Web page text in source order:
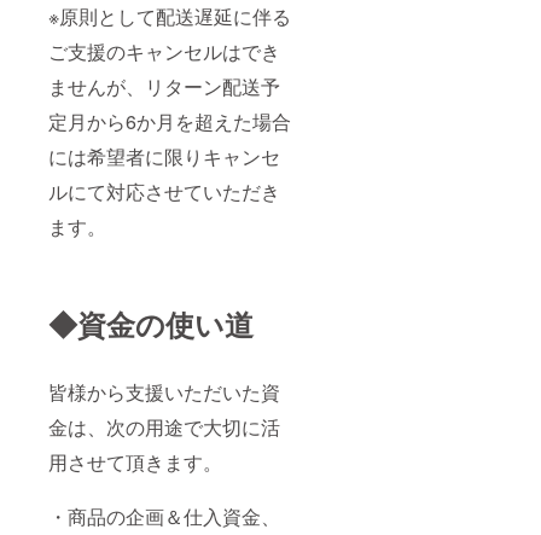
※原則として配送遅延に伴る
ご支援のキャンセルはでき
ませんが、リターン配送予
定月から6か月を超えた場合
には希望者に限りキャンセ
ルにて対応させていただき
ます。
◆資金の使い道
皆様から支援いただいた資
金は、次の用途で大切に活
用させて頂きます。
・商品の企画＆仕入資金、